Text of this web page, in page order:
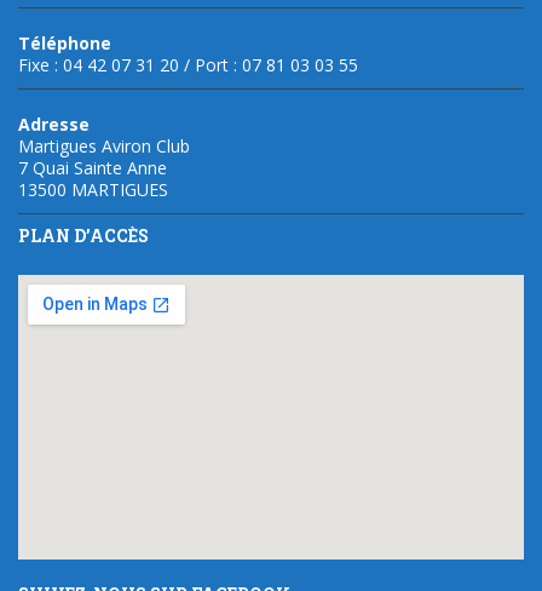
Téléphone
Fixe : 04 42 07 31 20 / Port : 07 81 03 03 55
Adresse
Martigues Aviron Club
7 Quai Sainte Anne
13500 MARTIGUES
PLAN D’ACCÈS